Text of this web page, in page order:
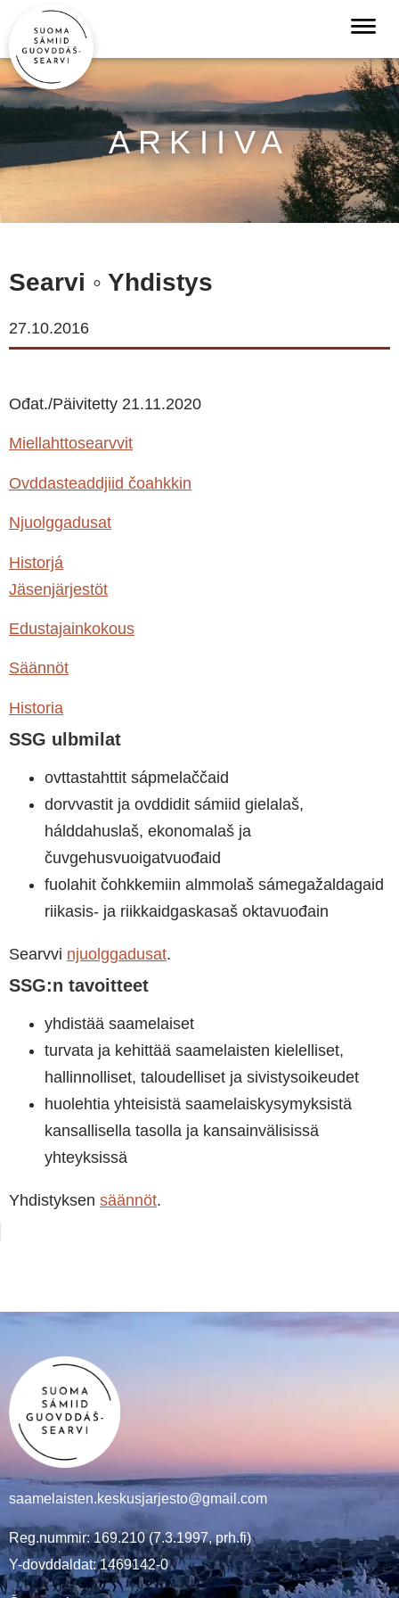
ARKIIVA
Searvi ◦ Yhdistys
27.10.2016
Ođat./Päivitetty 21.11.2020
Miellahttosearvvit
Ovddasteaddjiid čoahkkin
Njuolggadusat
Historjá
Jäsenjärjestöt
Edustajainkokous
Säännöt
Historia
SSG ulbmilat
ovttastahttit sápmelaččaid
dorvvastit ja ovddidit sámiid gielalaš,
hálddahuslaš, ekonomalaš ja
čuvgehusvuoigatvuođaid
fuolahit čohkkemiin almmolaš sámegažaldagaid
riikasis- ja riikkaidgaskasaš oktavuođain
Searvvi njuolggadusat.
SSG:n tavoitteet
yhdistää saamelaiset
turvata ja kehittää saamelaisten kielelliset,
hallinnolliset, taloudelliset ja sivistysoikeudet
huolehtia yhteisistä saamelaiskysymyksistä
kansallisella tasolla ja kansainvälisissä
yhteyksissä
Yhdistyksen säännöt.
saamelaisten.keskusjarjesto@gmail.com
Reg.nummir: 169.210 (7.3.1997, prh.fi)
Y-dovddaldat: 1469142-0